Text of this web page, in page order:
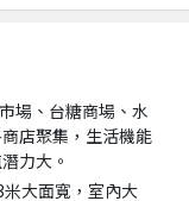
場、台糖商場、水
店聚集，生活機能
力大。
米大面寬，室內大